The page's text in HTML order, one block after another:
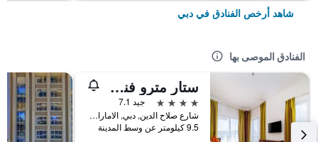
شاهد أرخص الفنادق في دبي
الفنادق الموصى بها
ستار مترو فندق ديرة دبي
4 نجوم
جيد 7.1
شارع صلاح الدين, دبي, الامارات العربية المتحدة
9.5 كيلومتر عن وسط المدينة